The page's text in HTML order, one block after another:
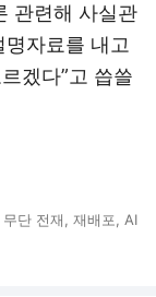
관련해 사실관
자료를 내고
겠다”고 씁쓸
단 전재, 재배포, AI